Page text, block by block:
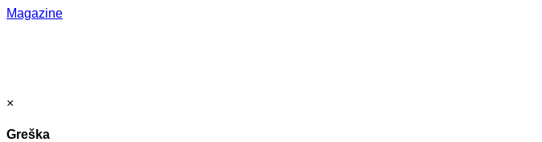
Magazine
×
Greška